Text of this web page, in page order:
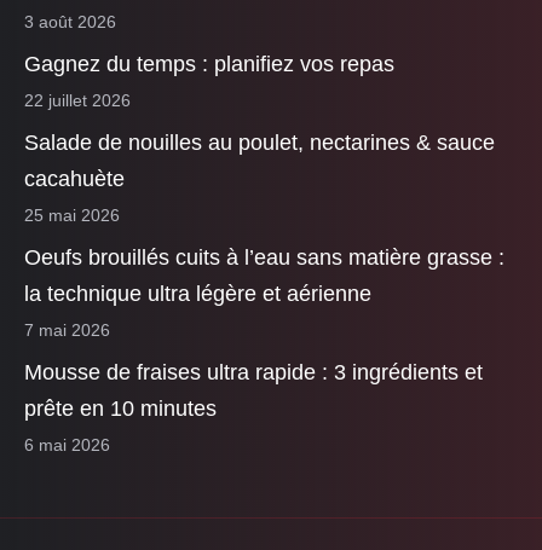
3 août 2026
Gagnez du temps : planifiez vos repas
22 juillet 2026
Salade de nouilles au poulet, nectarines & sauce
cacahuète
25 mai 2026
Oeufs brouillés cuits à l’eau sans matière grasse :
la technique ultra légère et aérienne
7 mai 2026
Mousse de fraises ultra rapide : 3 ingrédients et
prête en 10 minutes
6 mai 2026